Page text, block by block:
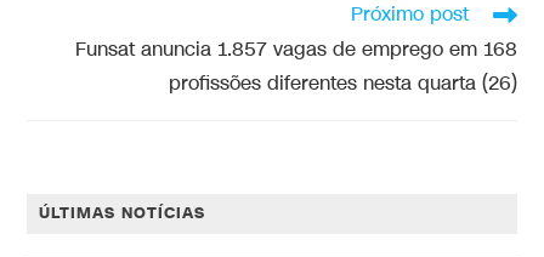
Próximo post
Funsat anuncia 1.857 vagas de emprego em 168
profissões diferentes nesta quarta (26)
ÚLTIMAS NOTÍCIAS